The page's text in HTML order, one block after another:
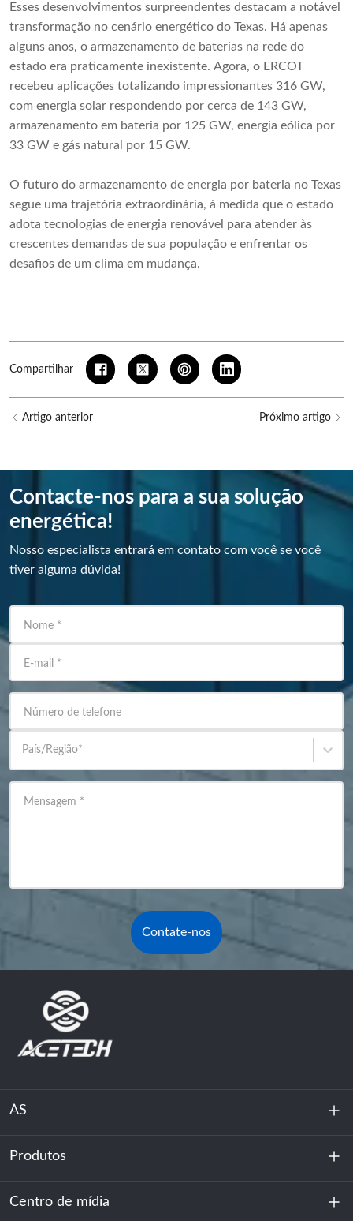
Esses desenvolvimentos surpreendentes destacam a notável
transformação no cenário energético do Texas. Há apenas
alguns anos, o armazenamento de baterias na rede do
estado era praticamente inexistente. Agora, o ERCOT
recebeu aplicações totalizando impressionantes 316 GW,
com energia solar respondendo por cerca de 143 GW,
armazenamento em bateria por 125 GW, energia eólica por
33 GW e gás natural por 15 GW.
O futuro do armazenamento de energia por bateria no Texas
segue uma trajetória extraordinária, à medida que o estado
adota tecnologias de energia renovável para atender às
crescentes demandas de sua população e enfrentar os
desafios de um clima em mudança.
Compartilhar
Artigo anterior Próximo artigo
Contacte-nos para a sua solução
energética!
Nosso especialista entrará em contato com você se você
tiver alguma dúvida!
Nome *
E-mail *
Número de telefone
País/Região*
Mensagem *
Contate-nos
ÁS
Sobre nós
Sustentabilidade
Produtos
Armazenamento de energia
Centro de mídia